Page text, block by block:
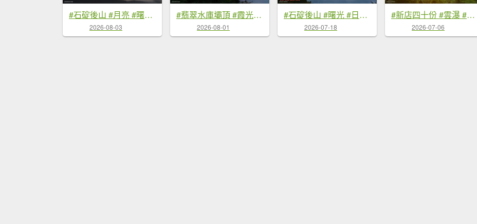
#石碇後山 #月亮 #曙光 #反燒 #日出 #雲海 8/3
2026-08-03
#翡翠水庫壩頂 #霞光 #火燒雲 #日出 #雲海 #山羌 8/1&5&6
2026-08-01
#石碇後山 #曙光 #日出 #雲海 7/18
2026-07-18
#新店四十份 #雲瀑 #翡翠水庫壩頂 #日出 #雲海 #觀音圈 7/6&7&19
2026-07-06